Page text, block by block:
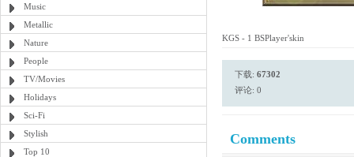
Music
Metallic
Nature
People
TV/Movies
Holidays
Sci-Fi
Stylish
Top 10
KGS - 1 BSPlayer'skin
下载: 67302
评论: 0
Comments